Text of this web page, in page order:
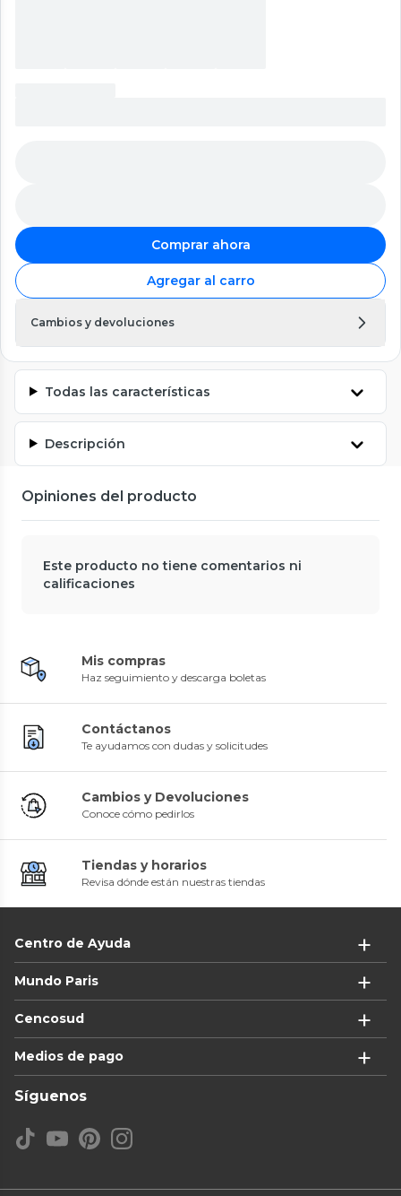
Comprar ahora
Agregar al carro
Cambios y devoluciones
Todas las características
Descripción
Opiniones del producto
Este producto no tiene comentarios ni
calificaciones
Mis compras
Haz seguimiento y descarga boletas
Contáctanos
Te ayudamos con dudas y solicitudes
Cambios y Devoluciones
Conoce cómo pedirlos
Tiendas y horarios
Revisa dónde están nuestras tiendas
Centro de Ayuda
Mundo Paris
Cencosud
Medios de pago
Síguenos